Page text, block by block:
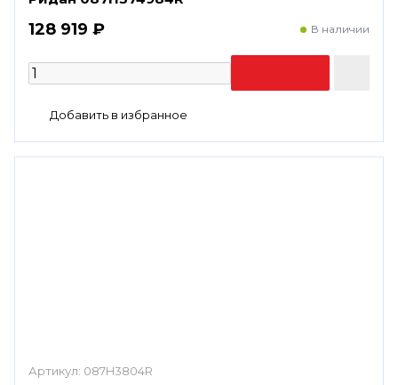
128 919 ₽ В наличии
Артикул: 087H3804R